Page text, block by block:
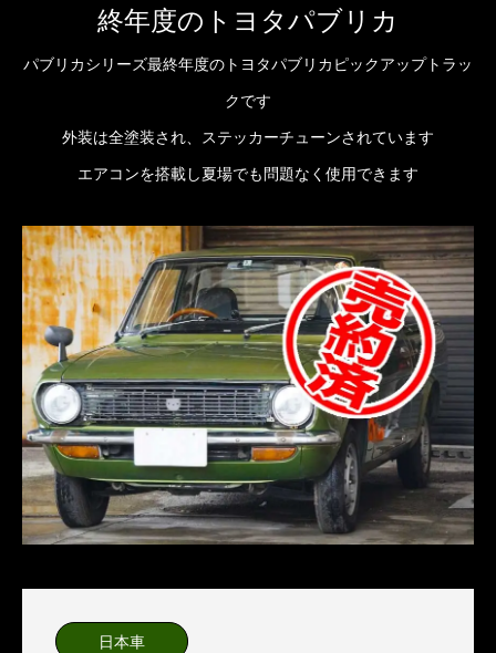
終年度のトヨタパブリカ
パブリカシリーズ最終年度のトヨタパブリカピックアップトラッ
クです
外装は全塗装され、ステッカーチューンされています
エアコンを搭載し夏場でも問題なく使用できます
日本車